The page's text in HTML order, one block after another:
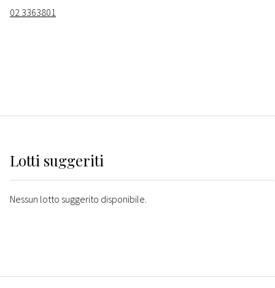
02 3363801
Lotti suggeriti
Nessun lotto suggerito disponibile.